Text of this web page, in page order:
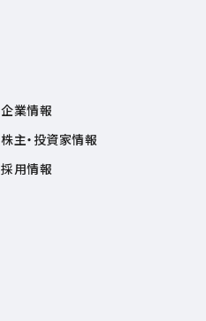
企業情報
株主・投資家情報
採用情報